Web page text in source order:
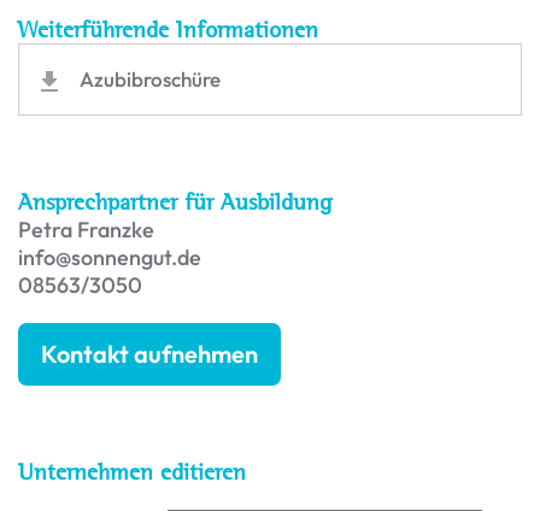
Weiterführende Informationen
Azubibroschüre
Ansprechpartner für Ausbildung
Petra Franzke
info@sonnengut.de
08563/3050
Kontakt aufnehmen
Unternehmen editieren